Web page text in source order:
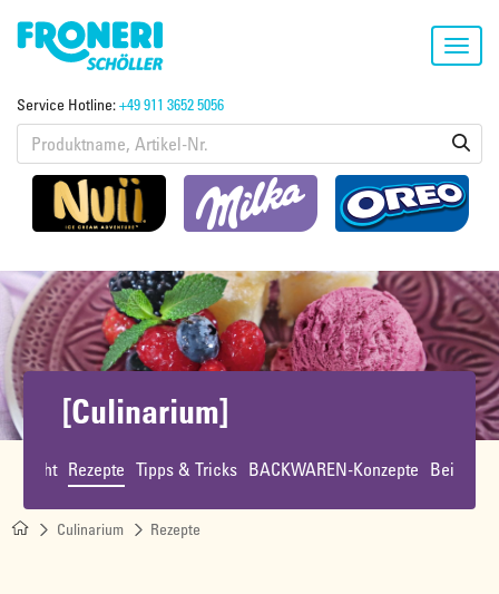
Service Hotline:+49 911 3652 5056
[Culinarium]
Rezepte Tipps & Tricks BACKWAREN-Konzepte Beiträge
Culinarium Rezepte